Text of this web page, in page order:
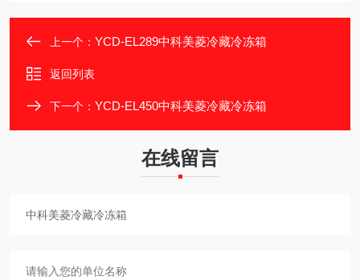
上一个： YCD-EL289中科美菱冷藏冷冻箱
返回列表
下一个： YCD-EL450中科美菱冷藏冷冻箱
在线留言